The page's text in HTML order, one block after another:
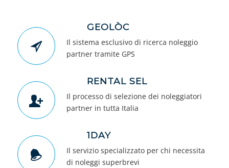
GEOLÒC
Il sistema esclusivo di ricerca noleggio
partner tramite GPS
RENTAL SEL
Il processo di selezione dei noleggiatori
partner in tutta Italia
1DAY
Il servizio specializzato per chi necessita
di noleggi superbrevi